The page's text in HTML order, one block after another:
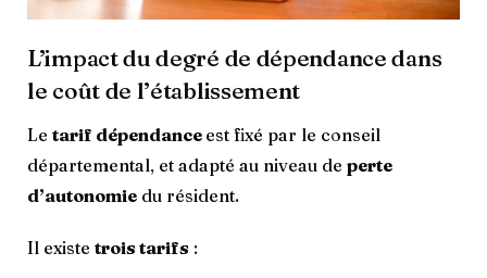
L’impact du degré de dépendance dans
le coût de l’établissement
Le tarif dépendance est fixé par le conseil
départemental, et adapté au niveau de perte
d’autonomie du résident.
Il existe trois tarifs :